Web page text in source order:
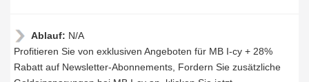
Ablauf: N/A
Profitieren Sie von exklusiven Angeboten für MB I-cy + 28%
Rabatt auf Newsletter-Abonnements, Fordern Sie zusätzliche